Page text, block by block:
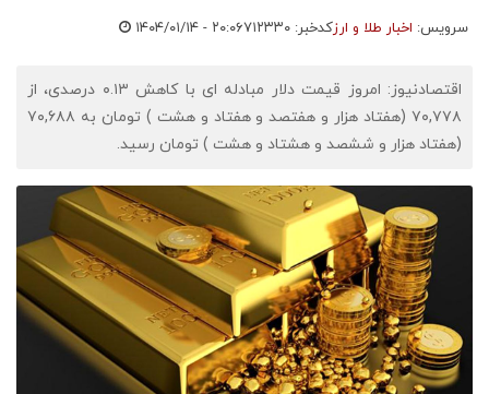
سرویس: اخبار طلا و ارزکدخبر: ۷۱۲۳۳۰ ۱۴۰۴/۰۱/۱۴ - ۲۰:۰۶
اقتصادنیوز: امروز قیمت دلار مبادله ای با کاهش ۰.۱۳ درصدی، از
۷۰,۷۷۸ (هفتاد هزار و هفتصد و هفتاد و هشت ) تومان به ۷۰,۶۸۸
(هفتاد هزار و ششصد و هشتاد و هشت ) تومان رسید.